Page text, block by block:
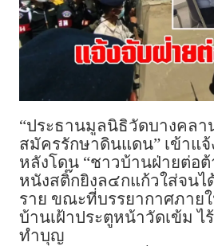
“ประธานมูลนิธิวัดบางคลา
สมัครรักษาดินแดน” เข้าแ
หลังโดน “ชาวบ้านฝ่ายต่อ
หนังสติ๊กยิงล๔กแก้วใส่จนไ
ราย ขณะที่บรรยากาศภาย
บ้านเฝ้าประตูหน้าวัดเข้ม ไ
ทำบุญ